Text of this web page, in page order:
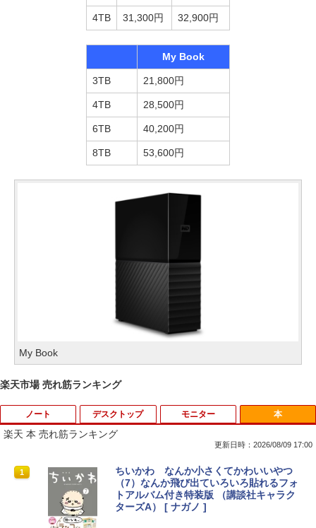
4TB 31,300円 32,900円
My Book
3TB 21,800円
4TB 28,500円
6TB 40,200円
8TB 53,600円
My Book
楽天市場 売れ筋ランキング
ノート
1
【今だけ】全品ポイント10倍 お買い物マ
ラソン★8/4～8/11★中古パソコン ノー
トPC Lenovo ThinkPad E590 Core i3 8
145U メモリ8GB / 16GB / 32GB SSD M.
デスクトップ
1
「3500U/4300Uより速い」 NiPoGi ミニ
pc Ryzen Embedded R2544初登場 8G
B+256GB 4TB拡張可 mini pc Windows
11 Pro 動作より高速 4K×3画面出力 ミニ
モニター
1
【中古良品】【安心保証】Princeton 21.
5型ワイドカラー液晶ディスプレイ PTF
WDE-22W / PTFBDE-22W ブラック/ ホ
ワイト色 スピーカー搭載 プリンストン
本
楽天 本 売れ筋ランキング
更新日時：2026/08/09 17:00
1
ちいかわ なんか小さくてかわいいやつ
（7）なんか飛び出ていろいろ貼れるフォ
トアルバム付き特装版 （講談社キャラク
ターズA） [ ナガノ ]